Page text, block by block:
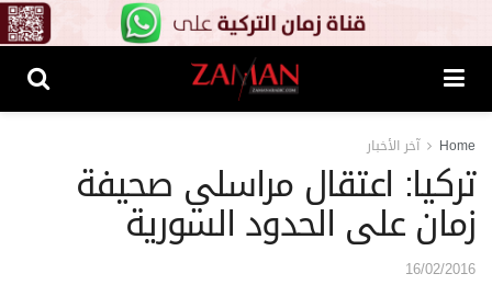
Home آخر الأخبار
تركيا: اعتقال مراسلي صحيفة
زمان على الحدود السورية
16/02/2016